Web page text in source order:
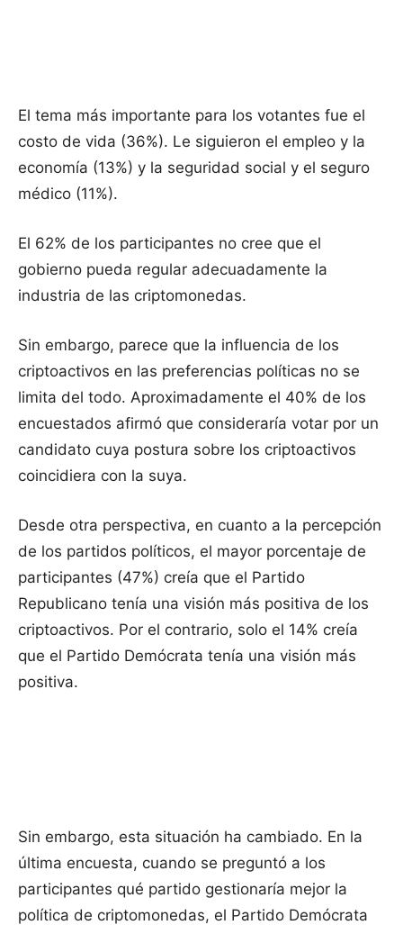
El tema más importante para los votantes fue el
costo de vida (36%). Le siguieron el empleo y la
economía (13%) y la seguridad social y el seguro
médico (11%).
El 62% de los participantes no cree que el
gobierno pueda regular adecuadamente la
industria de las criptomonedas.
Sin embargo, parece que la influencia de los
criptoactivos en las preferencias políticas no se
limita del todo. Aproximadamente el 40% de los
encuestados afirmó que consideraría votar por un
candidato cuya postura sobre los criptoactivos
coincidiera con la suya.
Desde otra perspectiva, en cuanto a la percepción
de los partidos políticos, el mayor porcentaje de
participantes (47%) creía que el Partido
Republicano tenía una visión más positiva de los
criptoactivos. Por el contrario, solo el 14% creía
que el Partido Demócrata tenía una visión más
positiva.
Sin embargo, esta situación ha cambiado. En la
última encuesta, cuando se preguntó a los
participantes qué partido gestionaría mejor la
política de criptomonedas, el Partido Demócrata